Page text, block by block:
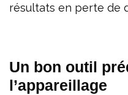
résultats en perte de
Un bon outil
l’appareillage